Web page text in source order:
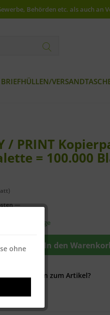
Behörden etc. als auch an
BRIEFHÜLLEN/
/ PRINT
= 100.000
—
1-3 Werktage
In den
Fragen zum Artikel?
P
ohne